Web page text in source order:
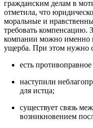
гражданским делам в
отметила, что
моральные и
требовать компенсацию.
компании можно именно
ущерба. При этом нужно
есть
наступили
для истца;
существует связь
возникновением